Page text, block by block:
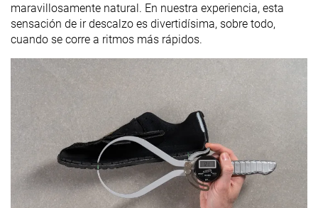
maravillosamente natural. En nuestra experiencia, esta
sensación de ir descalzo es divertidísima, sobre todo,
cuando se corre a ritmos más rápidos.